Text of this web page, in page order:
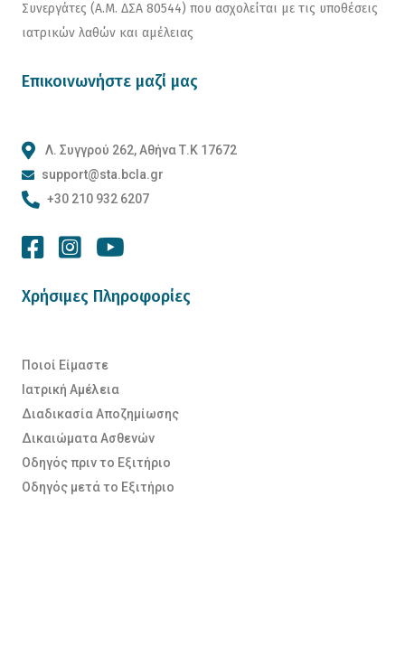
Συνεργάτες (Α.Μ. ΔΣΑ 80544) που ασχολείται με τις υποθέσεις
ιατρικών λαθών και αμέλειας
Επικοινωνήστε μαζί μας
Λ. Συγγρού 262, Αθήνα Τ.Κ 17672
support@sta.bcla.gr
+30 210 932 6207
Χρήσιμες Πληροφορίες
Ποιοί Είμαστε
Ιατρική Αμέλεια
Διαδικασία Αποζημίωσης
Δικαιώματα Ασθενών
Οδηγός πριν το Εξιτήριο
Οδηγός μετά το Εξιτήριο